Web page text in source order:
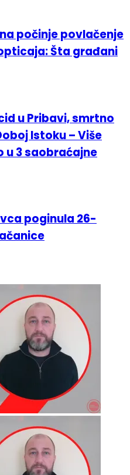
počinje povlačenje
Šta građani
u Pribavi, smrtno
Istoku – Više
u 3 saobraćajne
poginula 26-